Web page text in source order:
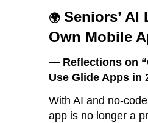
🌍Seniors’ AI
Own Mobile
— Reflections on
Use Glide Apps in
With AI and no-
app is no longer a